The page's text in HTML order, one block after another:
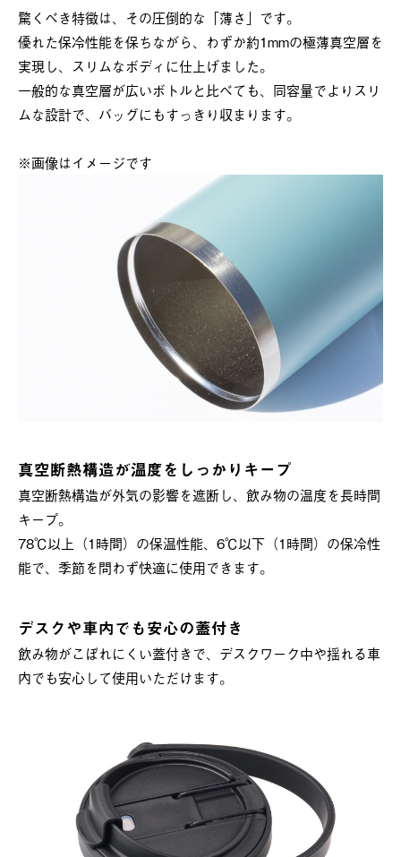
驚くべき特徴は、その圧倒的な「薄さ」です。
優れた保冷性能を保ちながら、わずか約1mmの極薄真空層を
実現し、スリムなボディに仕上げました。
一般的な真空層が広いボトルと比べても、同容量でよりスリ
ムな設計で、バッグにもすっきり収まります。
※画像はイメージです
真空断熱構造が温度をしっかりキープ
真空断熱構造が外気の影響を遮断し、飲み物の温度を長時間
キープ。
78℃以上（1時間）の保温性能、6℃以下（1時間）の保冷性
能で、季節を問わず快適に使用できます。
デスクや車内でも安心の蓋付き
飲み物がこぼれにくい蓋付きで、デスクワーク中や揺れる車
内でも安心して使用いただけます。